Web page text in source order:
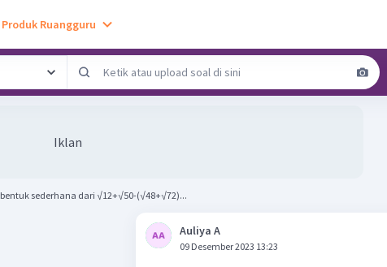
Produk Ruangguru
Iklan
bentuk sederhana dari √12+√50-(√48+√72)...
Auliya A
09 Desember 2023 13:23